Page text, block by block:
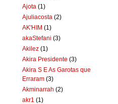
Ajota (1)
Ajuliacosta (2)
AK'HIM (1)
akaStefani (3)
Akilez (1)
Akira Presidente (3)
Akira S E As Garotas que
Erraram (3)
Akminarrah (2)
akr1 (1)